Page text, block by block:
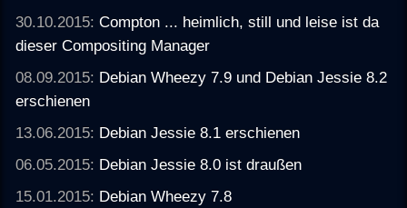
30.10.2015:Compton ... heimlich, still und leise ist da
dieser Compositing Manager
08.09.2015: Debian Wheezy 7.9 und Debian Jessie 8.2
erschienen
13.06.2015: Debian Jessie 8.1 erschienen
06.05.2015: Debian Jessie 8.0 ist draußen
15.01.2015: Debian Wheezy 7.8